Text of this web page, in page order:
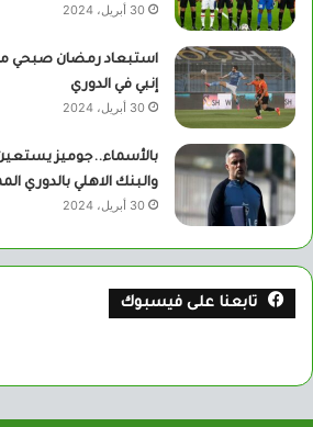
30 أبريل، 2024
استبعاد رمضان صبحي من
إنبي في الدوري
30 أبريل، 2024
والبنك الاهلي بالدوري
30 أبريل، 2024
تابعنا على فيسبوك